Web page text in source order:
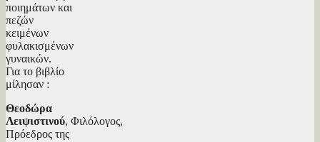
ποιημάτων και
πεζών
κειμένων
φυλακισμένων
γυναικών.
Για το βιβλίο
μίλησαν :
Θεοδώρα
Λειψιστινού, Φιλόλογος,
Πρόεδρος της